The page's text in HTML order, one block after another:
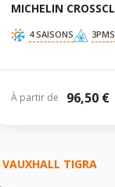
MICHELIN
4 SAISONS
À partir de 96,50 €
VAUXHALL TIGRA